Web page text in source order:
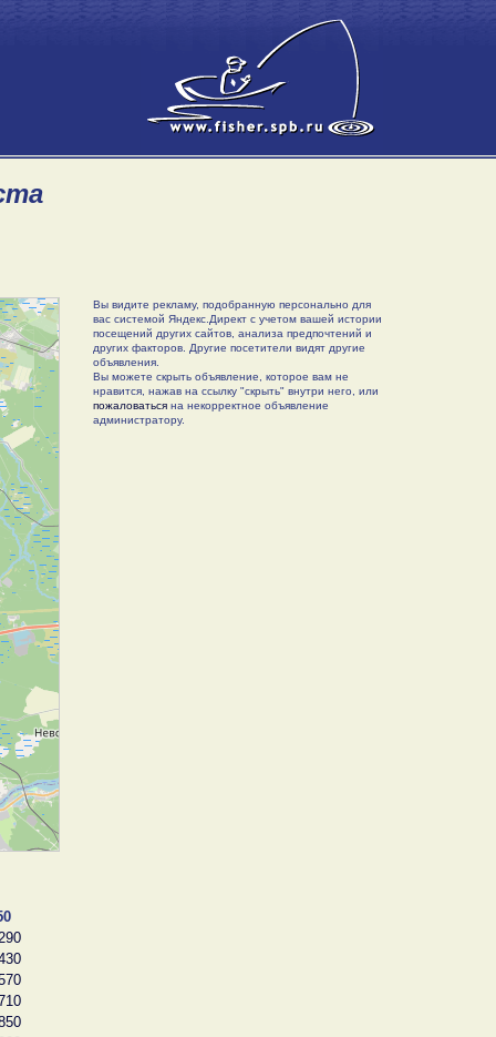
Вы видите рекламу, подобранную персонально для
вас системой Яндекс.Директ с учетом вашей истории
посещений других сайтов, анализа предпочтений и
других факторов. Другие посетители видят другие
объявления.
Вы можете скрыть объявление, которое вам не
нравится, нажав на ссылку "скрыть" внутри него, или
пожаловатьсяна некорректное объявление
администратору.